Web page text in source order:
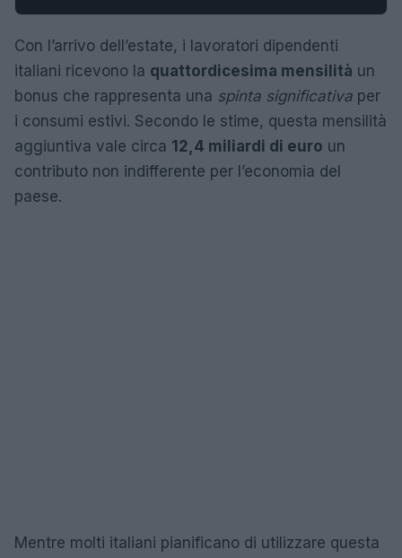
Con l’arrivo dell’estate, i lavoratori dipendenti
italiani ricevono la quattordicesima mensilità un
bonus che rappresenta una spinta significativa per
i consumi estivi. Secondo le stime, questa mensilità
aggiuntiva vale circa 12,4 miliardi di euro un
contributo non indifferente per l’economia del
paese.
Mentre molti italiani pianificano di utilizzare questa